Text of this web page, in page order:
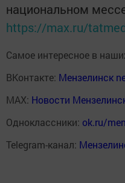
национальном
https://max.ru/
Самое интересное в
ВКонтакте: Мензелинск
MAX: Новости
Одноклассники: ok.ru/
Telegram-канал: